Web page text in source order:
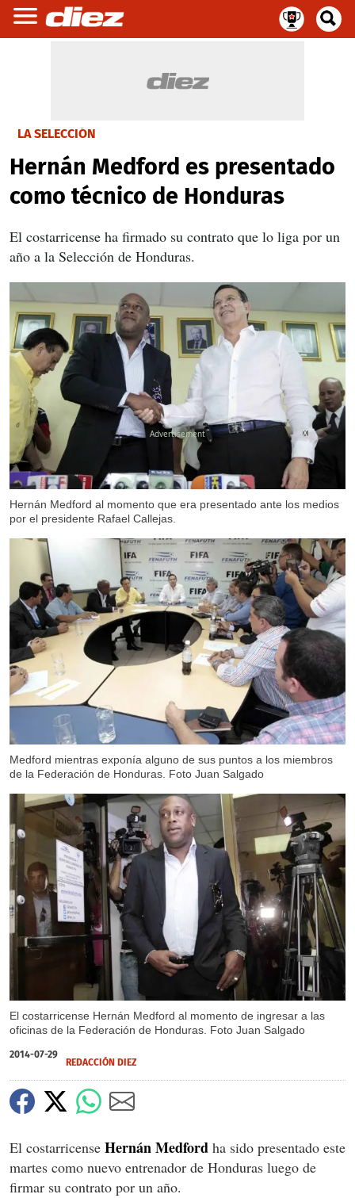
LA SELECCIÓN
Hernán Medford es presentado
como técnico de Honduras
El costarricense ha firmado su contrato que lo liga por un
año a la Selección de Honduras.
Hernán Medford al momento que era presentado ante los medios
por el presidente Rafael Callejas.
Medford mientras exponía alguno de sus puntos a los miembros
de la Federación de Honduras. Foto Juan Salgado
El costarricense Hernán Medford al momento de ingresar a las
oficinas de la Federación de Honduras. Foto Juan Salgado
X
2014-07-29
REDACCIÓN DIEZ
El costarricense Hernán Medford ha sido presentado este
martes como nuevo entrenador de Honduras luego de
firmar su contrato por un año.